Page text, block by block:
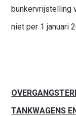
bunkervrijstelling
niet per 1 januari
TANKWAGENS